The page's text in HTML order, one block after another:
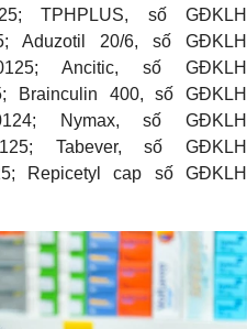
TPHPLUS, số GĐKLH
Aduzotil 20/6, số GĐKLH
Ancitic, số GĐKLH
Brainculin 400, số GĐKLH
Nymax, số GĐKLH
Tabever, số GĐKLH
Repicetyl cap số GĐKLH